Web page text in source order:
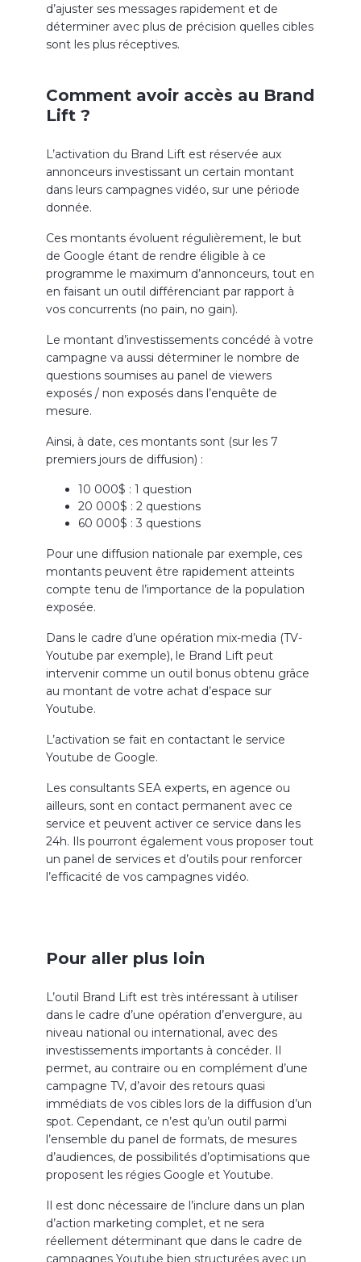
d’ajuster ses messages rapidement et de
déterminer avec plus de précision quelles cibles
sont les plus réceptives.
Comment avoir accès au Brand
Lift ?
L’activation du Brand Lift est réservée aux
annonceurs investissant un certain montant
dans leurs campagnes vidéo, sur une période
donnée.
Ces montants évoluent régulièrement, le but
de Google étant de rendre éligible à ce
programme le maximum d’annonceurs, tout en
en faisant un outil différenciant par rapport à
vos concurrents (no pain, no gain).
Le montant d’investissements concédé à votre
campagne va aussi déterminer le nombre de
questions soumises au panel de viewers
exposés / non exposés dans l’enquête de
mesure.
Ainsi, à date, ces montants sont (sur les 7
premiers jours de diffusion) :
10 000$ : 1 question
20 000$ : 2 questions
60 000$ : 3 questions
Pour une diffusion nationale par exemple, ces
montants peuvent être rapidement atteints
compte tenu de l’importance de la population
exposée.
Dans le cadre d’une opération mix-media (TV-
Youtube par exemple), le Brand Lift peut
intervenir comme un outil bonus obtenu grâce
au montant de votre achat d’espace sur
Youtube.
L’activation se fait en contactant le service
Youtube de Google.
Les consultants SEA experts, en agence ou
ailleurs, sont en contact permanent avec ce
service et peuvent activer ce service dans les
24h. Ils pourront également vous proposer tout
un panel de services et d’outils pour renforcer
l’efficacité de vos campagnes vidéo.
Pour aller plus loin
L’outil Brand Lift est très intéressant à utiliser
dans le cadre d’une opération d’envergure, au
niveau national ou international, avec des
investissements importants à concéder. Il
permet, au contraire ou en complément d’une
campagne TV, d’avoir des retours quasi
immédiats de vos cibles lors de la diffusion d’un
spot. Cependant, ce n’est qu’un outil parmi
l’ensemble du panel de formats, de mesures
d’audiences, de possibilités d’optimisations que
proposent les régies Google et Youtube.
Il est donc nécessaire de l’inclure dans un plan
d’action marketing complet, et ne sera
réellement déterminant que dans le cadre de
campagnes Youtube bien structurées avec un